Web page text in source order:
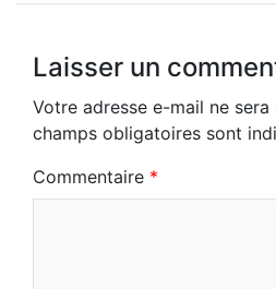
e
b
o
o
k
t
s
A
p
p
e
g
r
m
e
r
p
c
h
t
h
o
o
M
a
t
o
k
Laisser un
Votre adresse e-mail ne sera
champs obligatoires sont
Commentaire *